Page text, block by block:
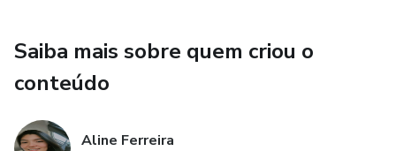
Saiba mais sobre quem criou o
conteúdo
Aline Ferreira